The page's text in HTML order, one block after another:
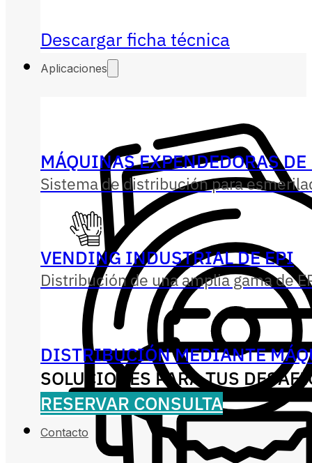
Descargar ficha técnica
Aplicaciones
MÁQUINAS EXPENDEDORAS
Sistema de distribución para
VENDING INDUSTRIAL DE EPI
Distribución de una amplia gama de
DISTRIBUCIÓN MEDIANTE
SOLUCIONES PARA TUS
RESERVAR CONSULTA
Contacto